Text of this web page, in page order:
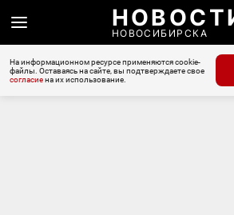
НОВОСИБИРСКА
На информационном ресурсе применяются cookie-
файлы. Оставаясь на сайте, вы подтверждаете свое
согласиена их использование.